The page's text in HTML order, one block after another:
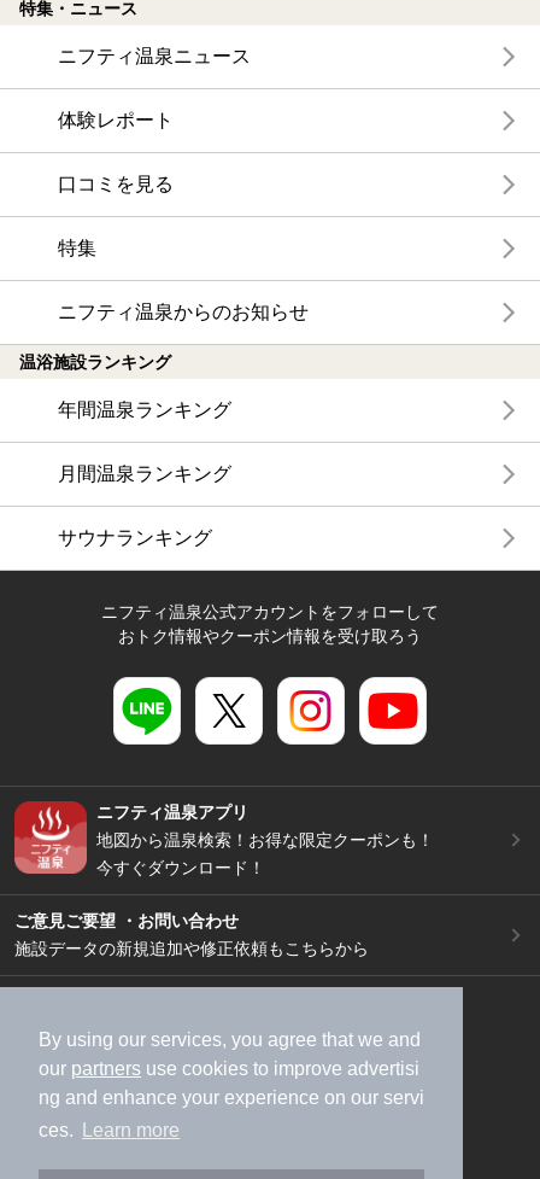
By using our services, you agree that we and
our partners use cookies to improve advertisi
ng and enhance your experience on our servi
ces.
Learn more
特集・ニュース
ニフティ温泉ニュース
体験レポート
口コミを見る
特集
ニフティ温泉からのお知らせ
温浴施設ランキング
年間温泉ランキング
月間温泉ランキング
サウナランキング
ニフティ温泉公式アカウントをフォローして
おトク情報やクーポン情報を受け取ろう
ニフティ温泉アプリ
地図から温泉検索！お得な限定クーポンも！
今すぐダウンロード！
ご意見ご要望 ・お問い合わせ
施設データの新規追加や修正依頼もこちらから
加盟店募集（資料請求）
広告出稿のご案内
利用規約
ライフスタイルMEMBERS+規約
特定商取引法に基づく表記
ヘルプ
採用情報
運営会社